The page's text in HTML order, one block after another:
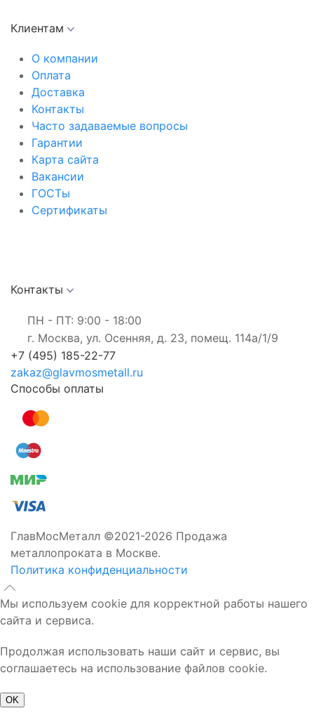
Клиентам
О компании
Оплата
Доставка
Контакты
Часто задаваемые вопросы
Гарантии
Карта сайта
Вакансии
ГОСТы
Сертификаты
Контакты
ПН - ПТ: 9:00 - 18:00
г. Москва, ул. Осенняя, д. 23, помещ. 114а/1/9
+7 (495) 185-22-77
zakaz@glavmosmetall.ru
Способы оплаты
ГлавМосМеталл ©2021-2026 Продажа
металлопроката в Москве.
Политика конфиденциальности
Мы используем cookie для корректной работы нашего
сайта и сервиса.
Продолжая использовать наши сайт и сервис, вы
соглашаетесь на использование файлов cookie.
OK